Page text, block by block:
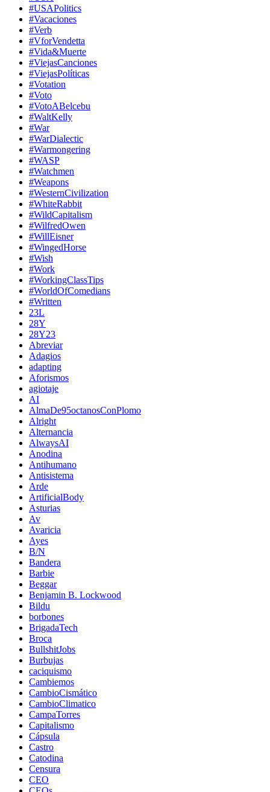
#USAPolitics
#Vacaciones
#Verb
#VforVendetta
#Vida&Muerte
#ViejasCanciones
#ViejasPolíticas
#Votation
#Voto
#VotoABelcebu
#WaltKelly
#War
#WarDialectic
#Warmongering
#WASP
#Watchmen
#Weapons
#WesternCivilization
#WhiteRabbit
#WildCapitalism
#WilfredOwen
#WillEisner
#WingedHorse
#Wish
#Work
#WorkingClassTips
#WorldOfComedians
#Written
23L
28Y
28Y23
Abreviar
Adagios
adapting
Aforismos
agiotaje
AI
AlmaDe95octanosConPlomo
Alright
Alternancia
AlwaysAI
Anodina
Antihumano
Antisistema
Arde
ArtificialBody
Asturias
Av
Avaricia
Ayes
B/N
Bandera
Barbie
Beggar
Benjamin B. Lockwood
Bildu
borbones
BrigadaTech
Broca
BullshitJobs
Burbujas
caciquismo
Cambiemos
CambioCismático
CambioClimatico
CampaTorres
Capitalismo
Cápsula
Castro
Catodina
Censura
CEO